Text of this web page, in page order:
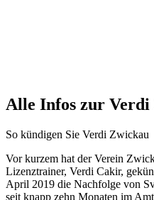
Alle Infos zur
So kündigen Sie Verdi Zwickau
Vor kurzem hat der Verein
Lizenztrainer, Verdi Cakir,
April 2019 die Nachfolge von
seit knapp zehn Monaten im